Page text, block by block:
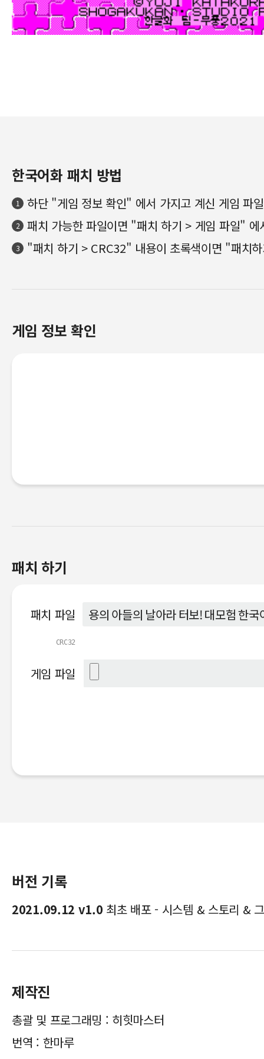
한국어화 패치 방법
1 하단 "게임 정보 확인" 에서 가지고 계신 게임 파
2 패치 가능한 파일이면 "패치 하기 > 게임 파일"
3 "패치 하기 > CRC32" 내용이 초록색이면 "패치
게임 정보 확인
패치 하기
패치 파일
CRC32
게임 파일
버전 기록
2021.09.12 v1.0 최초 배포 - 시스템 & 스토리 &
제작진
총괄 및 프로그래밍 : 히힛마스터
번역 : 한마루